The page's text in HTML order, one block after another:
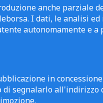
anche parziale
I dati, le analisi ed
autonomamente e a
in
segnalarlo all'indirizzo